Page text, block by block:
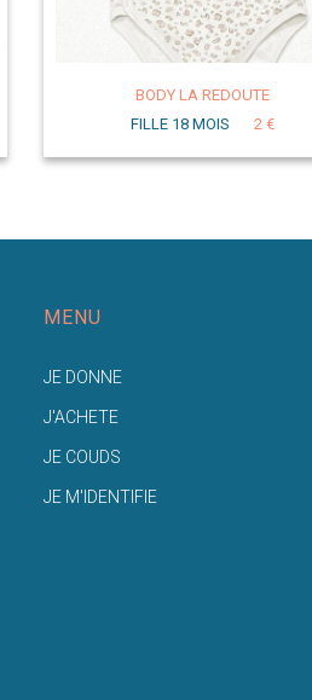
BODY LA REDOUTE
FILLE 18 MOIS
2 €
MENU
JE DONNE
J'ACHETE
JE COUDS
JE M'IDENTIFIE